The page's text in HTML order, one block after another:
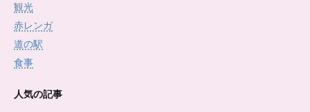
観光
赤レンガ
道の駅
食事
人気の記事